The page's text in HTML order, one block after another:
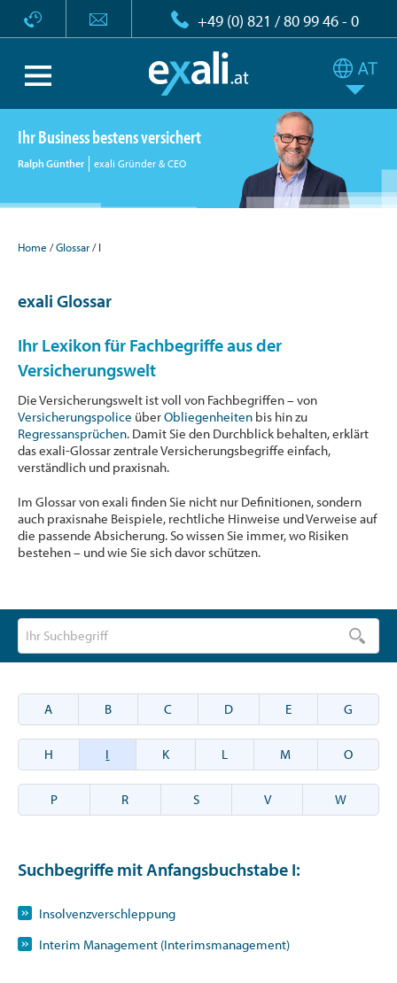
+49 (0) 821 / 80 99 46 - 0
Ihr Business bestens versichert
Ralph Günther exali Gründer & CEO
Home Glossar I
exali Glossar
Ihr Lexikon für Fachbegriffe aus der
Versicherungswelt
Die Versicherungswelt ist voll von Fachbegriffen – von
Versicherungspolice überObliegenheiten bis hin zu
Regressansprüchen. Damit Sie den Durchblick behalten, erklärt
das exali-Glossar zentrale Versicherungsbegriffe einfach,
verständlich und praxisnah.
Im Glossar von exali finden Sie nicht nur Definitionen, sondern
auch praxisnahe Beispiele, rechtliche Hinweise und Verweise auf
die passende Absicherung. So wissen Sie immer, wo Risiken
bestehen – und wie Sie sich davor schützen.
A B C D E G
H I K L M O
P R S V W
Suchbegriffe mit Anfangsbuchstabe I:
Insolvenzverschleppung
Interim Management (Interimsmanagement)